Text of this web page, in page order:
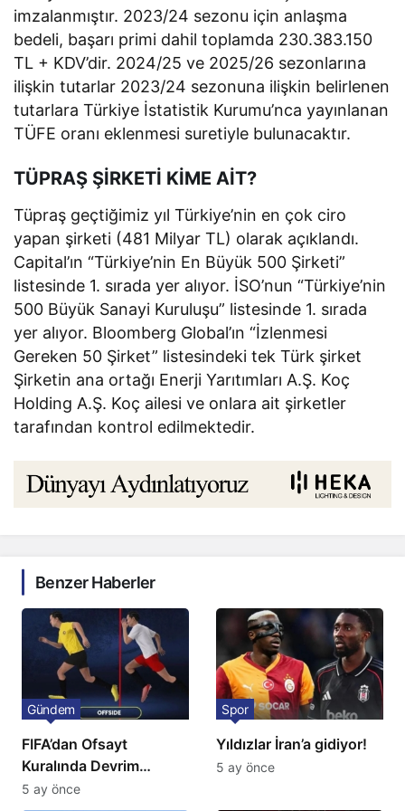
imzalanmıştır. 2023/24 sezonu için anlaşma
bedeli, başarı primi dahil toplamda 230.383.150
TL + KDV’dir. 2024/25 ve 2025/26 sezonlarına
ilişkin tutarlar 2023/24 sezonuna ilişkin belirlenen
tutarlara Türkiye İstatistik Kurumu’nca yayınlanan
TÜFE oranı eklenmesi suretiyle bulunacaktır.
TÜPRAŞ ŞİRKETİ KİME AİT?
Tüpraş geçtiğimiz yıl Türkiye’nin en çok ciro
yapan şirketi (481 Milyar TL) olarak açıklandı.
Capital’ın “Türkiye’nin En Büyük 500 Şirketi”
listesinde 1. sırada yer alıyor. İSO’nun “Türkiye’nin
500 Büyük Sanayi Kuruluşu” listesinde 1. sırada
yer alıyor. Bloomberg Global’ın “İzlenmesi
Gereken 50 Şirket” listesindeki tek Türk şirket
Şirketin ana ortağı Enerji Yarıtımları A.Ş. Koç
Holding A.Ş. Koç ailesi ve onlara ait şirketler
tarafından kontrol edilmektedir.
Benzer Haberler
FIFA’dan Ofsayt
Kuralında Devrim
Niteliğinde Onay
Gündem
5 ay önce
Yıldızlar İran’a gidiyor!
Spor
5 ay önce